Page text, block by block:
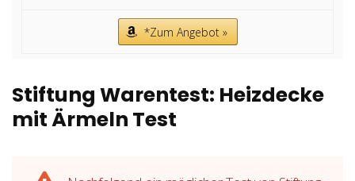
*Zum Angebot »
Stiftung Warentest: Heizdecke
mit Ärmeln Test